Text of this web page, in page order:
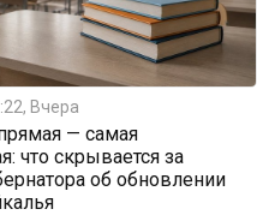
Вчера
— самая
что скрывается за
об обновлении